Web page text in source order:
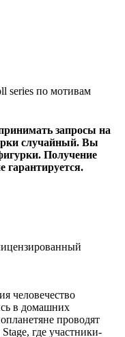
series по мотивам
запросы на
случайный. Вы
Получение
гарантируется.
человечество
в домашних
проводят
где участники-